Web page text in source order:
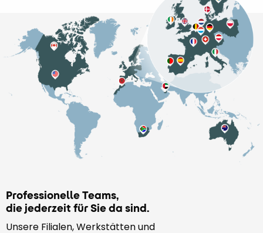
Professionelle Teams,
die jederzeit für Sie da sind.
Unsere Filialen, Werkstätten und